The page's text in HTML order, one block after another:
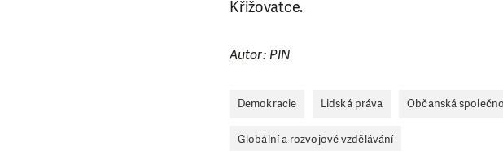
Křižovatce.
Autor: PIN
Demokracie Lidská práva Občanská
Globální a rozvojové vzdělávání